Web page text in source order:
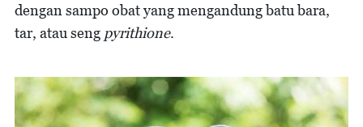
dengan sampo obat yang mengandung batu bara,
tar, atau seng pyrithione.